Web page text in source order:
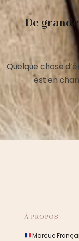
De
Quelque chose
est en
À PROPOS
Marque